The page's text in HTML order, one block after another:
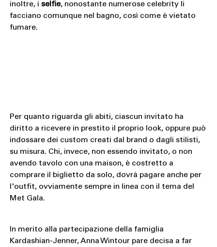
inoltre, i selfie, nonostante numerose celebrity li
facciano comunque nel bagno, così come è vietato
fumare.
Per quanto riguarda gli abiti, ciascun invitato ha
diritto a ricevere in prestito il proprio look, oppure può
indossare dei custom creati dal brand o dagli stilisti,
su misura. Chi, invece, non essendo invitato, o non
avendo tavolo con una maison, è costretto a
comprare il biglietto da solo, dovrà pagare anche per
l'outfit, ovviamente sempre in linea con il tema del
Met Gala.
In merito alla partecipazione della famiglia
Kardashian-Jenner, Anna Wintour pare decisa a far